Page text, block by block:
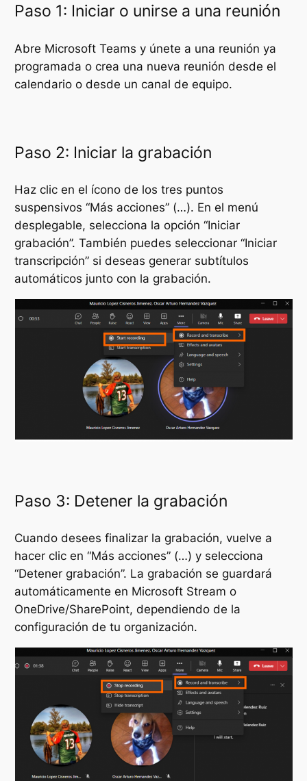
Paso 1: Iniciar o unirse a una reunión
Abre Microsoft Teams y únete a una reunión ya
programada o crea una nueva reunión desde el
calendario o desde un canal de equipo.
Paso 2: Iniciar la grabación
Haz clic en el ícono de los tres puntos
suspensivos “Más acciones” (…). En el menú
desplegable, selecciona la opción “Iniciar
grabación”. También puedes seleccionar “Iniciar
transcripción” si deseas generar subtítulos
automáticos junto con la grabación.
Paso 3: Detener la grabación
Cuando desees finalizar la grabación, vuelve a
hacer clic en “Más acciones” (…) y selecciona
“Detener grabación”. La grabación se guardará
automáticamente en Microsoft Stream o
OneDrive/SharePoint, dependiendo de la
configuración de tu organización.